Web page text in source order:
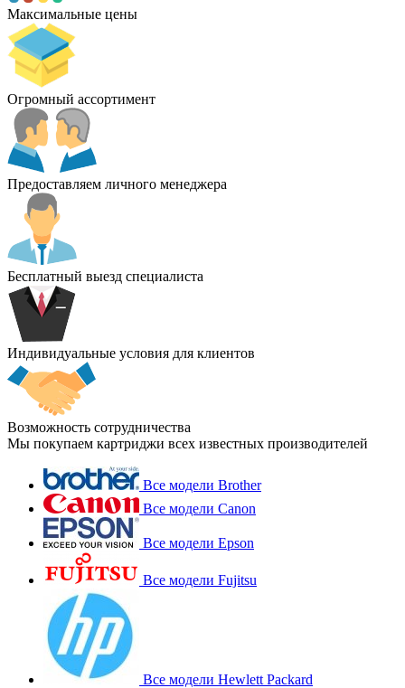
Максимальные цены
Огромный ассортимент
Предоставляем личного менеджера
Бесплатный выезд специалиста
Индивидуальные условия для клиентов
Возможность сотрудничества
Мы покупаем картриджи всех известных производителей
Все модели Brother
Все модели Canon
Все модели Epson
Все модели Fujitsu
Все модели Hewlett Packard